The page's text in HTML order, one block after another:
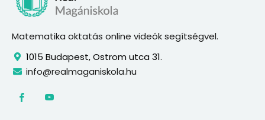
Matematika oktatás online videók segítségvel.
1015 Budapest, Ostrom utca 31.
info@realmaganiskola.hu